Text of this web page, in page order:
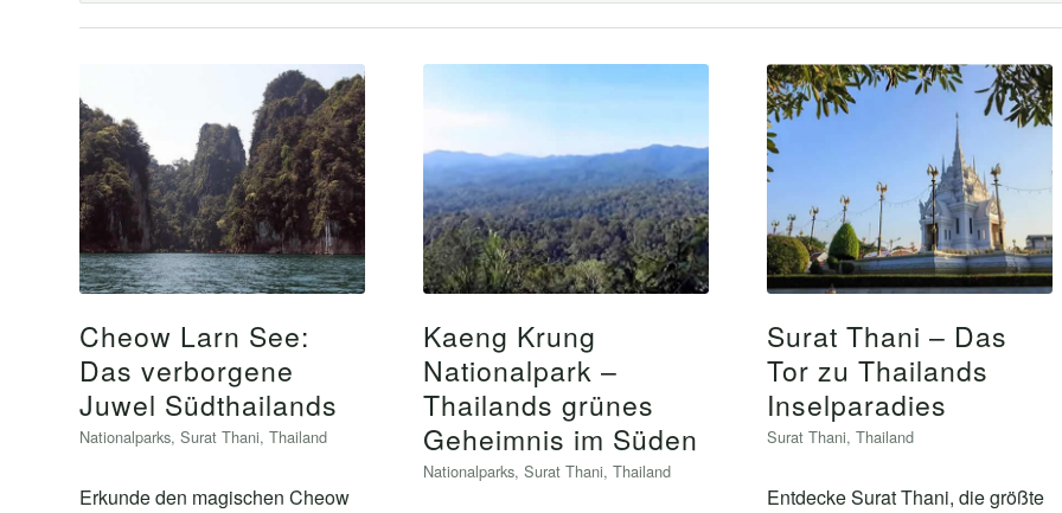
Cheow Larn See:
Das verborgene
Juwel Südthailands
Nationalparks, Surat Thani, Thailand
Erkunde den magischen Cheow
Kaeng Krung
Nationalpark –
Thailands grünes
Geheimnis im Süden
Nationalparks,Surat Thani,Thailand
Surat Thani – Das
Tor zu Thailands
Inselparadies
Surat Thani,Thailand
Entdecke Surat Thani, die größte